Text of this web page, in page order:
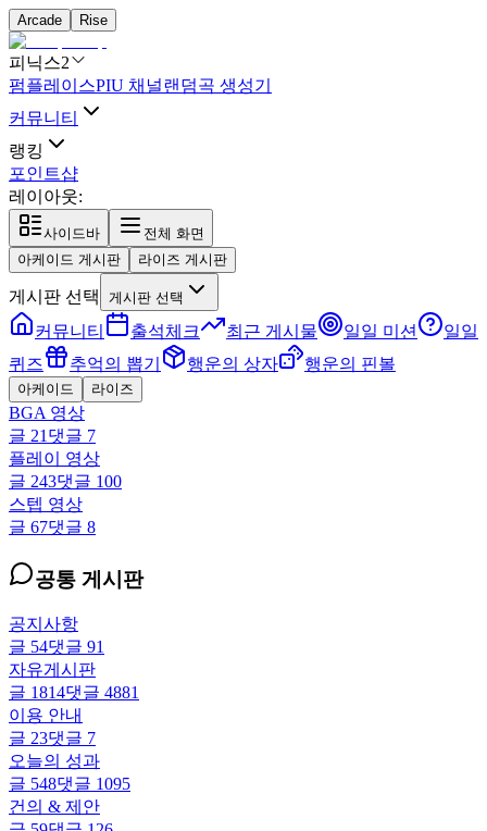
Arcade Rise
피닉스2
펌플레이스PIU 채널랜덤곡 생성기
커뮤니티
랭킹
포인트샵
레이아웃:
사이드바
전체 화면
아케이드 게시판
라이즈 게시판
게시판 선택 게시판 선택
커뮤니티 출석체크 최근 게시물 일일 미션
일일
퀴즈
추억의 뽑기 행운의 상자 행운의 핀볼
아케이드 라이즈
BGA 영상
글 21 댓글 7
플레이 영상
글 243댓글 100
스텝 영상
글 67댓글 8
공통 게시판
공지사항
글 54댓글 91
자유게시판
글 1814댓글 4881
이용 안내
글 23댓글 7
오늘의 성과
글 548댓글 1095
건의 & 제안